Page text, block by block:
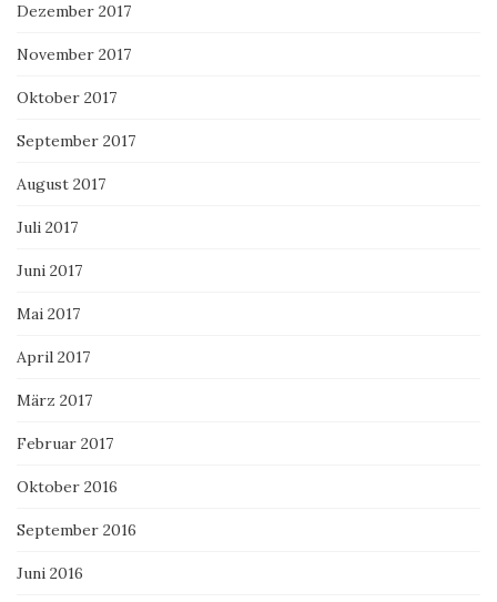
Dezember 2017
November 2017
Oktober 2017
September 2017
August 2017
Juli 2017
Juni 2017
Mai 2017
April 2017
März 2017
Februar 2017
Oktober 2016
September 2016
Juni 2016